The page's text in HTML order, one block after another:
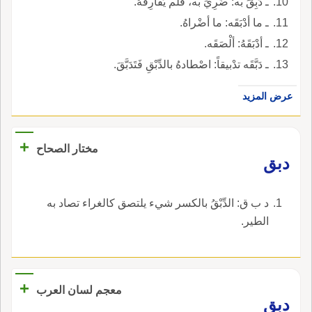
ـ ما أدْبَقَه: ما أضْراهُ.
ـ أدْبَقَهُ: ألْصَقَه.
ـ دَبَّقَه تدْبيقاً: اصْطادهُ بالدِّبْقِ فَتَدَبَّقَ.
عرض المزيد
مختار الصحاح
+
دبق
د ب ق: الدِّبْقُ بالكسر شيء يلتصق كالغراء تصاد به
الطير.
معجم لسان العرب
+
دبق